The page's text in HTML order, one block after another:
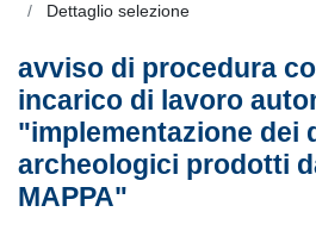
Dettaglio selezione
avviso di procedura
incarico di lavoro
"implementazione dei
archeologici prodotti
MAPPA"